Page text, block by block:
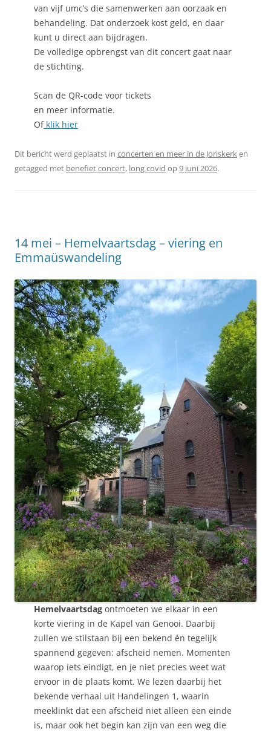
van vijf umc’s die samenwerken aan oorzaak en
behandeling. Dat onderzoek kost geld, en daar
kunt u direct aan bijdragen.
De volledige opbrengst van dit concert gaat naar
de stichting.
Scan de QR-code voor tickets
en meer informatie.
Ofklik hier
Dit bericht werd geplaatst in concerten en meer in de Joriskerken
getagged met benefiet concert, long covid op9 juni 2026.
14 mei – Hemelvaartsdag – viering en
Emmaüswandeling
Hemelvaartsdag ontmoeten we elkaar in een
korte viering in de Kapel van Genooi. Daarbij
zullen we stilstaan bij een bekend én tegelijk
spannend gegeven: afscheid nemen. Momenten
waarop iets eindigt, en je niet precies weet wat
ervoor in de plaats komt. We lezen daarbij het
bekende verhaal uit Handelingen 1, waarin
meeklinkt dat een afscheid niet alleen een einde
is, maar ook het begin kan zijn van een weg die